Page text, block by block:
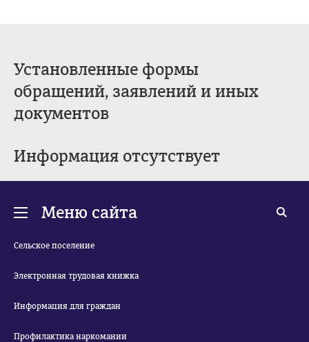
Установленные формы
обращений, заявлений и иных
документов
Информация отсутствует
Меню сайта
Сельское поселение
Электронная трудовая книжка
Информация для граждан
Профилактика наркомании